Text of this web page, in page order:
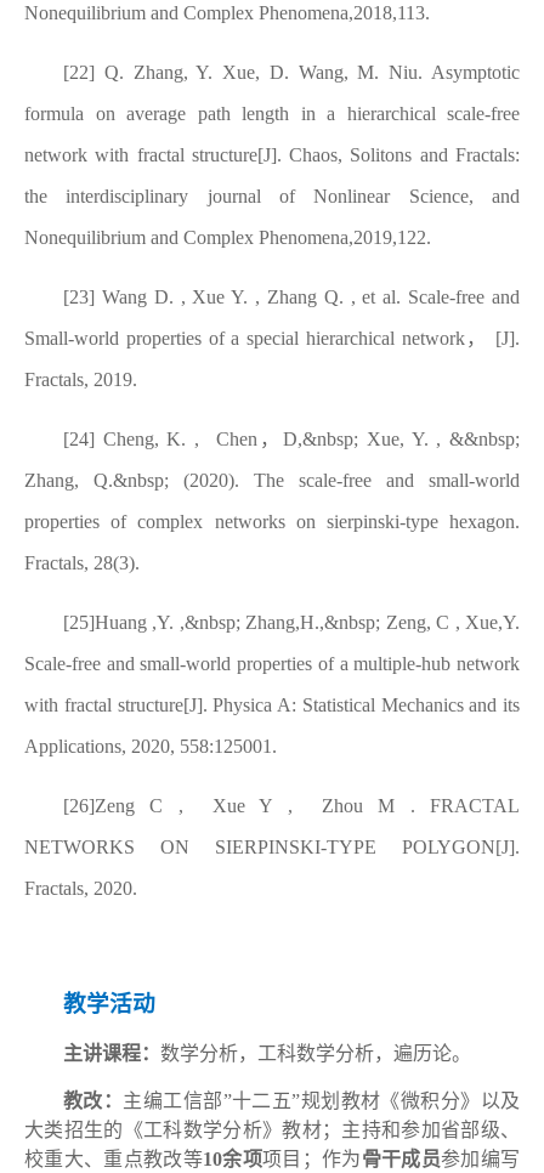
Nonequilibrium and Complex Phenomena,2018,113.
[22] Q. Zhang, Y. Xue, D. Wang, M. Niu. Asymptotic
formula on average path length in a hierarchical scale-free
network with fractal structure[J]. Chaos, Solitons and Fractals:
the interdisciplinary journal of Nonlinear Science, and
Nonequilibrium and Complex Phenomena,2019,122.
[23] Wang D. , Xue Y. , Zhang Q. , et al. Scale-free and
Small-world properties of a special hierarchical network，
[J].
Fractals, 2019.
[24] Cheng, K. , Chen ，D,&nbsp; Xue, Y. , &&nbsp;
Zhang, Q.&nbsp; (2020). The scale-free and small-world
properties of complex networks on sierpinski-type hexagon.
Fractals, 28(3).
[25]Huang ,Y. ,&nbsp; Zhang,H.,&nbsp; Zeng, C , Xue,Y.
Scale-free and small-world properties of a multiple-hub network
with fractal structure[J]. Physica A: Statistical Mechanics and its
Applications, 2020, 558:125001.
[26]Zeng C , Xue Y , Zhou M . FRACTAL
NETWORKS ON SIERPINSKI-TYPE POLYGON[J].
Fractals, 2020.
教学活动
主讲课程： 数学分析，工科数学分析，遍历论。
教改： 主编工信部”十二五”规划教材《微积分》以及
大类招生的《工科数学分析》教材；主持和参加省部级、
校重大、重点教改等10余项项目；作为骨干成员参加编写